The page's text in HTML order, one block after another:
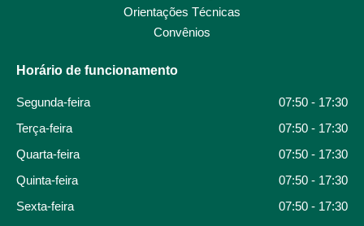
Orientações Técnicas
Convênios
Horário de funcionamento
Segunda-feira
07:50 - 17:30
Terça-feira
07:50 - 17:30
Quarta-feira
07:50 - 17:30
Quinta-feira
07:50 - 17:30
Sexta-feira
07:50 - 17:30